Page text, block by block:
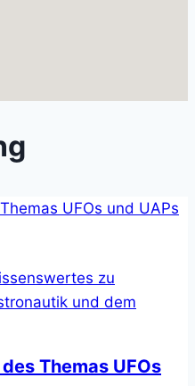
zu
und dem
Themas UFOs